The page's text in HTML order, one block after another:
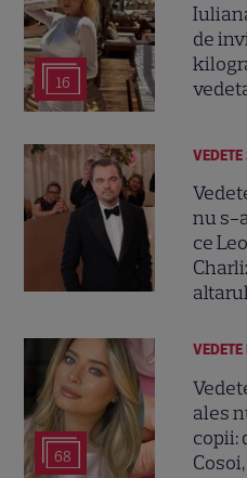
16
de
nu s-
ce
altarul
68
ales
copii: